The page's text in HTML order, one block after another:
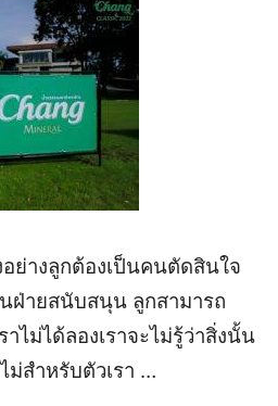
ย่างลูกต้องเป็นคนตัดสินใจ
ฝ่ายสนับสนุน ลูกสามารถ
าไม่ได้ลองเราจะไม่รู้ว่าสิ่งนั้น
สำหรับตัวเรา …